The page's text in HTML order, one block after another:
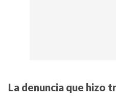
La denuncia que hizo